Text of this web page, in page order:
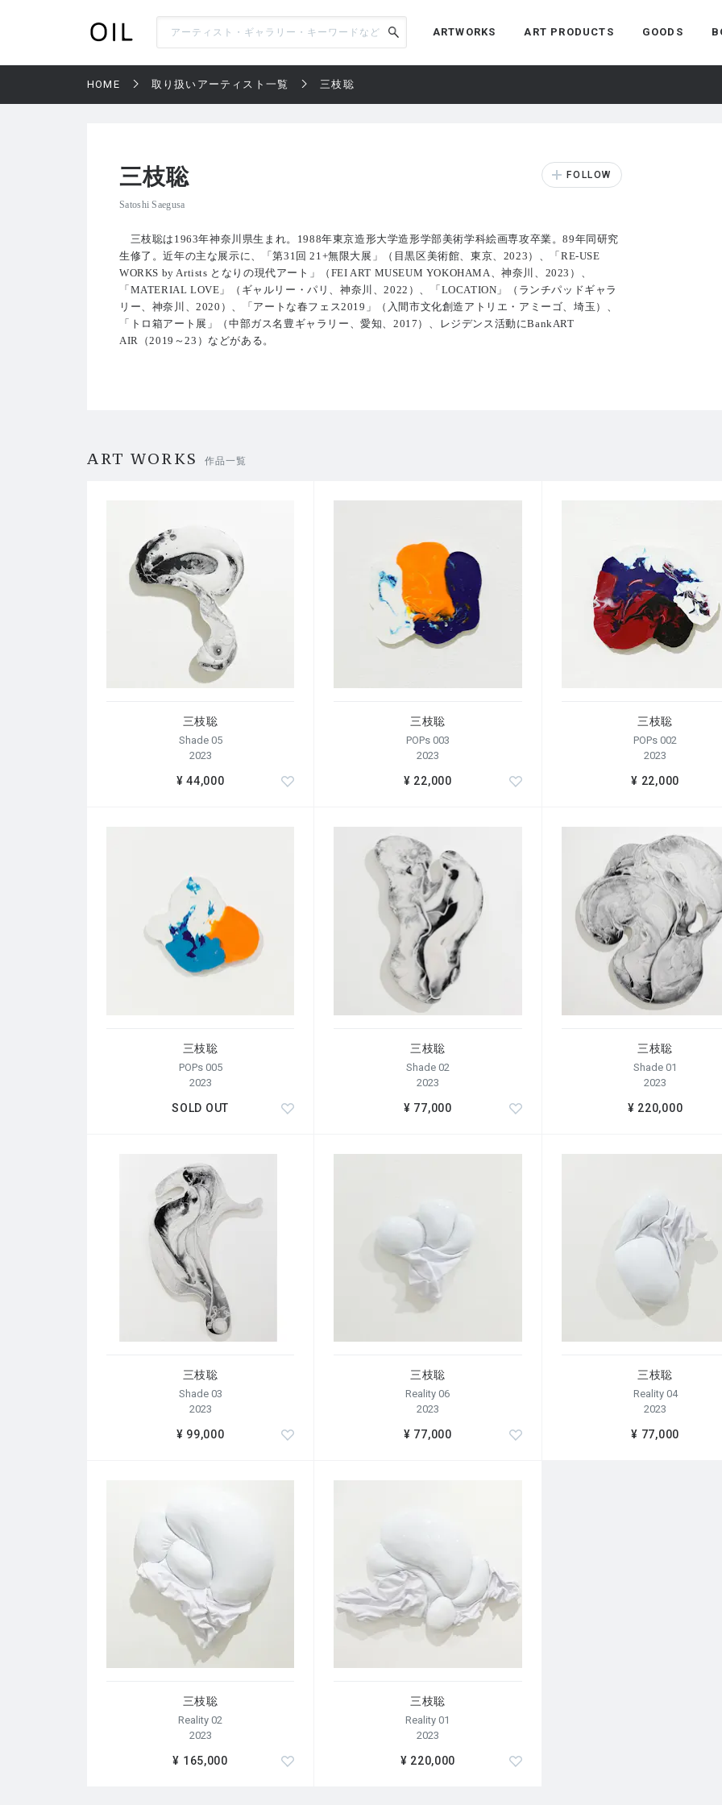
ARTWORKS ART PRODUCTS GOODS
HOME 取り扱いアーティスト一覧 三枝聡
三枝聡
Satoshi Saegusa
三枝聡は1963年神奈川県生まれ。1988年東京造形大学造形学部美術学科絵画専攻卒業。89年同研究
生修了。近年の主な展示に、「第31回 21+無限大展」（目黒区美術館、東京、2023）、「RE-USE
WORKS by Artists となりの現代アート」（FEI ART MUSEUM YOKOHAMA、神奈川、2023）、
「MATERIAL LOVE」（ギャルリー・パリ、神奈川、2022）、「LOCATION」（ランチパッドギャラ
リー、神奈川、2020）、「アートな春フェス2019」（入間市文化創造アトリエ・アミーゴ、埼玉）、
「トロ箱アート展」（中部ガス名豊ギャラリー、愛知、2017）、レジデンス活動にBankART
AIR（2019～23）などがある。
ART WORKS 作品一覧
三枝聡
Shade 05
2023
¥ 44,000
三枝聡
POPs 003
2023
¥ 22,000
三枝聡
POPs 002
2023
¥ 22,000
三枝聡
POPs 005
2023
SOLD OUT
三枝聡
Shade 02
2023
¥ 77,000
三枝聡
Shade 01
2023
¥ 220,000
三枝聡
Shade 03
2023
¥ 99,000
三枝聡
Reality 06
2023
¥ 77,000
三枝聡
Reality 04
2023
¥ 77,000
三枝聡
Reality 02
2023
¥ 165,000
三枝聡
Reality 01
2023
¥ 220,000